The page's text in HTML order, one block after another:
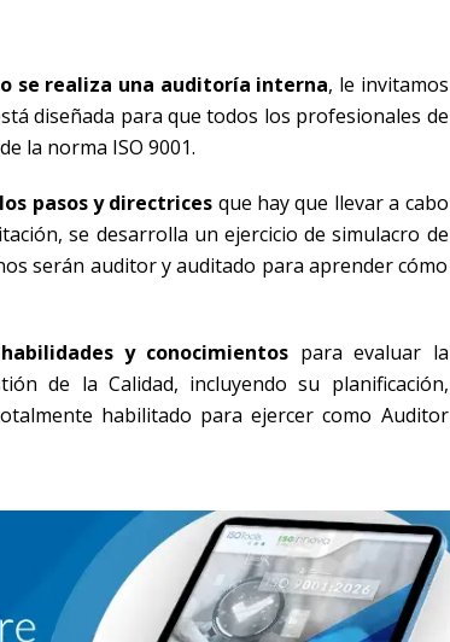
se realiza una auditoría interna, le invitamos
diseñada para que todos los profesionales de
la norma ISO 9001.
pasos y directrices que hay que llevar a cabo
se desarrolla un ejercicio de simulacro de
serán auditor y auditado para aprender cómo
y conocimientos para evaluar la
de la Calidad, incluyendo su planificación,
habilitado para ejercer como Auditor